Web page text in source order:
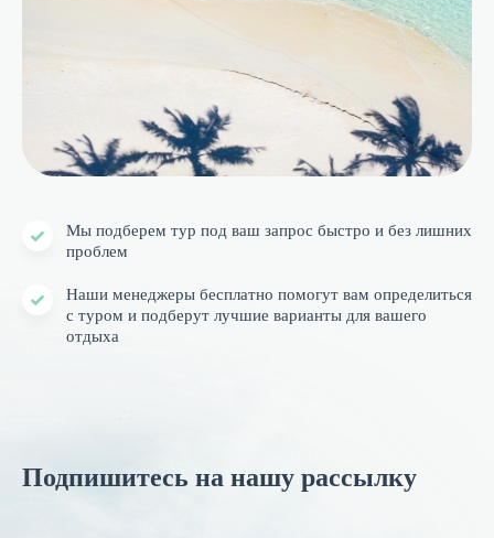
Мы подберем тур под ваш запрос быстро и без лишних
проблем
Наши менеджеры бесплатно помогут вам определиться
с туром и подберут лучшие варианты для вашего
отдыха
Подпишитесь на нашу рассылку